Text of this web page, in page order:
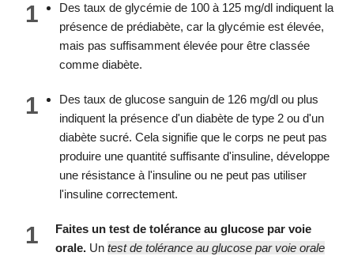
1
Des taux de glycémie de 100 à 125 mg/dl indiquent la
présence de prédiabète, car la glycémie est élevée,
mais pas suffisamment élevée pour être classée
comme diabète.
1
Des taux de glucose sanguin de 126 mg/dl ou plus
indiquent la présence d'un diabète de type 2 ou d'un
diabète sucré. Cela signifie que le corps ne peut pas
produire une quantité suffisante d'insuline, développe
une résistance à l'insuline ou ne peut pas utiliser
l'insuline correctement.
1
Faites un test de tolérance au glucose par voie
orale. Un test de tolérance au glucose par voie orale